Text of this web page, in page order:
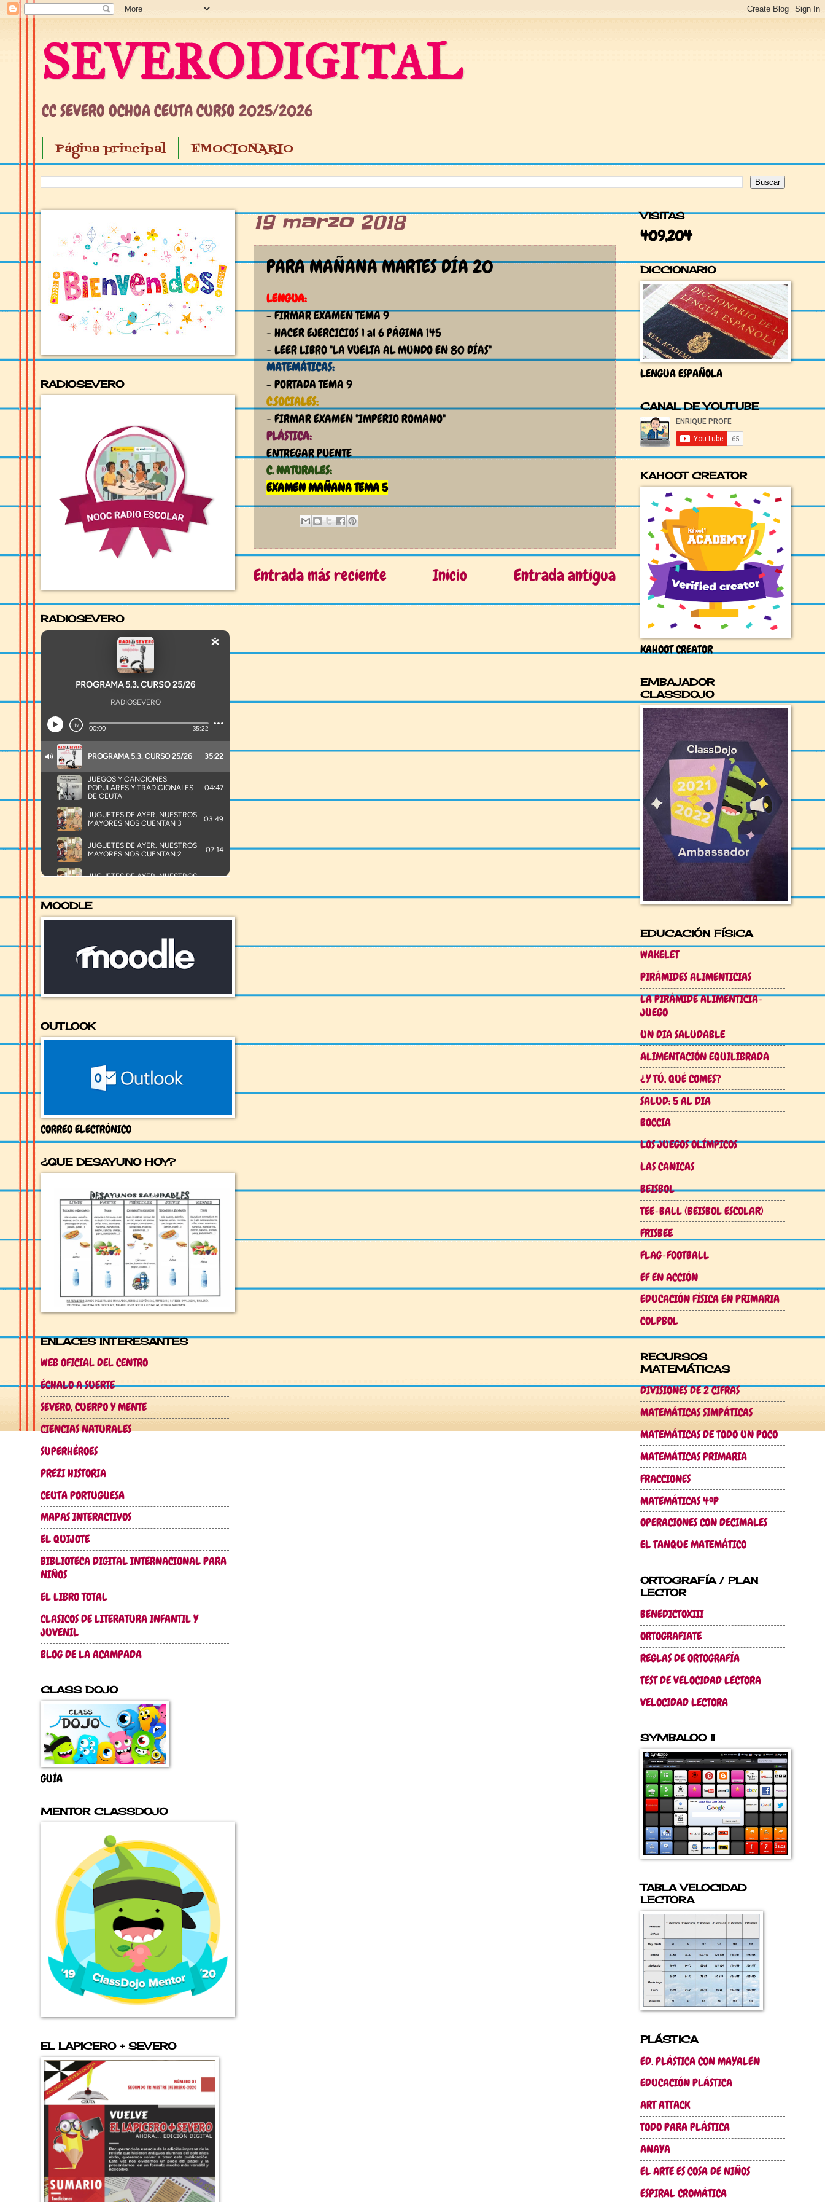
SEVERODIGITAL
CC SEVERO OCHOA CEUTA CURSO 2025/2026
Página principal EMOCIONARIO
19 marzo 2018
PARA MAÑANA MARTES DÍA 20
LENGUA:
- FIRMAR EXAMEN TEMA 9
- HACER EJERCICIOS 1 al 6 PÁGINA 145
- LEER LIBRO "LA VUELTA AL MUNDO EN 80 DÍAS"
MATEMÁTICAS:
- PORTADA TEMA 9
C.SOCIALES:
- FIRMAR EXAMEN "IMPERIO ROMANO"
PLÁSTICA:
ENTREGAR PUENTE
C. NATURALES:
EXAMEN MAÑANA TEMA 5
Entrada más reciente Entrada antigua
Inicio
RADIOSEVERO
RADIOSEVERO
MOODLE
OUTLOOK
CORREO ELECTRÓNICO
¿QUE DESAYUNO HOY?
ENLACES INTERESANTES
WEB OFICIAL DEL CENTRO
ÉCHALO A SUERTE
SEVERO, CUERPO Y MENTE
CIENCIAS NATURALES
SUPERHÉROES
PREZI HISTORIA
CEUTA PORTUGUESA
MAPAS INTERACTIVOS
EL QUIJOTE
BIBLIOTECA DIGITAL INTERNACIONAL PARA
NIÑOS
EL LIBRO TOTAL
CLASICOS DE LITERATURA INFANTIL Y
JUVENIL
BLOG DE LA ACAMPADA
CLASS DOJO
GUÍA
MENTOR CLASSDOJO
EL LAPICERO + SEVERO
VISITAS
409,204
DICCIONARIO
LENGUA ESPAÑOLA
CANAL DE YOUTUBE
KAHOOT CREATOR
KAHOOT CREATOR
EMBAJADOR
CLASSDOJO
EDUCACIÓN FÍSICA
WAKELET
PIRÁMIDES ALIMENTICIAS
LA PIRÁMIDE ALIMENTICIA-
JUEGO
UN DIA SALUDABLE
ALIMENTACIÓN EQUILIBRADA
¿Y TÚ, QUÉ COMES?
SALUD: 5 AL DIA
BOCCIA
LOS JUEGOS OLÍMPICOS
LAS CANICAS
BEISBOL
TEE-BALL (BEISBOL ESCOLAR)
FRISBEE
FLAG-FOOTBALL
EF EN ACCIÓN
EDUCACIÓN FÍSICA EN PRIMARIA
COLPBOL
RECURSOS
MATEMÁTICAS
DIVISIONES DE 2 CIFRAS
MATEMÁTICAS SIMPÁTICAS
MATEMÁTICAS DE TODO UN POCO
MATEMÁTICAS PRIMARIA
FRACCIONES
MATEMÁTICAS 4ºP
OPERACIONES CON DECIMALES
EL TANQUE MATEMÁTICO
ORTOGRAFÍA / PLAN
LECTOR
BENEDICTOXIII
ORTOGRAFIATE
REGLAS DE ORTOGRAFÍA
TEST DE VELOCIDAD LECTORA
VELOCIDAD LECTORA
SYMBALOO II
TABLA VELOCIDAD
LECTORA
PLÁSTICA
ED. PLÁSTICA CON MAYALEN
EDUCACIÓN PLÁSTICA
ART ATTACK
TODO PARA PLÁSTICA
ANAYA
EL ARTE ES COSA DE NIÑOS
ESPIRAL CROMÁTICA